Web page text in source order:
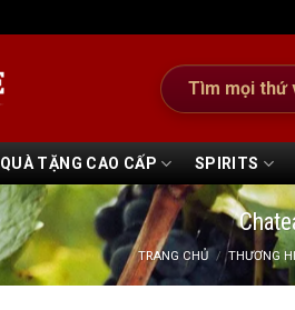
Tìm
kiếm:
QUÀ TẶNG CAO CẤP SPIRITS
TRANG CHỦ / THƯƠNG